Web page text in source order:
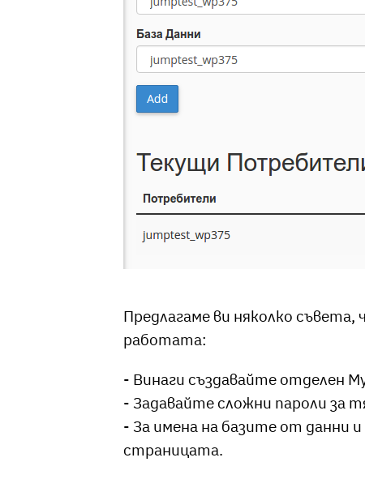
Предлагаме ви няколко
работата:
- Винаги създавайте отделен
- Задавайте сложни пароли за
- За имена на базите от данни
страницата.